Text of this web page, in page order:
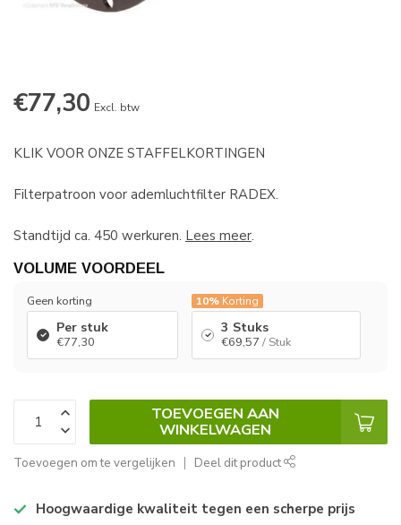
€77,30 Excl. btw
KLIK VOOR ONZE STAFFELKORTINGEN
Filterpatroon voor ademluchtfilter RADEX.
Standtijd ca. 450 werkuren. Lees meer.
VOLUME VOORDEEL
Geen korting
Per stuk
€77,30
10% Korting
3 Stuks
€69,57 / Stuk
TOEVOEGEN AAN
WINKELWAGEN
Toevoegen om te vergelijken Deel dit product
Hoogwaardige kwaliteit tegen een scherpe prijs